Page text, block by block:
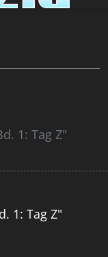
1: Tag Z"